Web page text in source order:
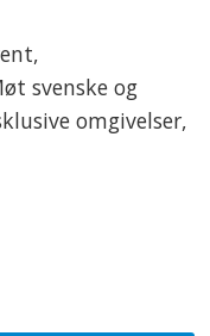
svenske og
omgivelser,